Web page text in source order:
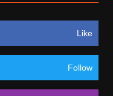
Like
Follow